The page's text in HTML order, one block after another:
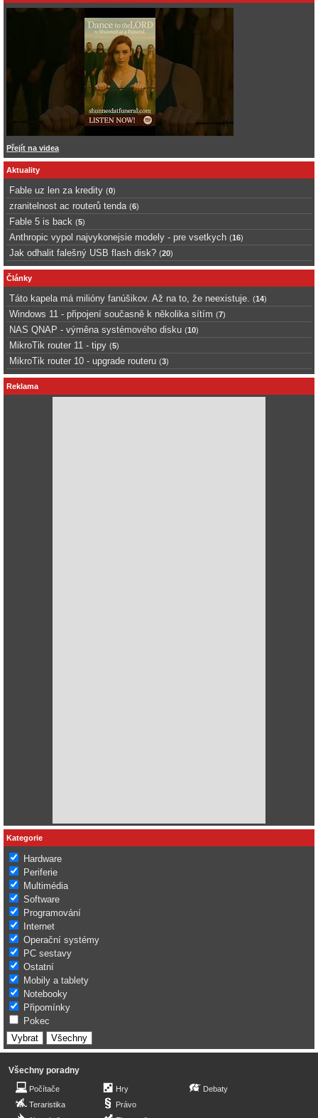
Přejít na videa
Aktuality
Fable uz len za kredity (0)
zranitelnost ac routerů tenda (6)
Fable 5 is back (5)
Anthropic vypol najvykonejsie modely - pre vsetkych (16)
Jak odhalit falešný USB flash disk? (20)
Články
Táto kapela má milióny fanúšikov. Až na to, že neexistuje. (14)
Windows 11 - připojení současně k několika sítím (7)
NAS QNAP - výměna systémového disku (10)
MikroTik router 11 - tipy (5)
MikroTik router 10 - upgrade routeru (3)
Reklama
Kategorie
Hardware
Periferie
Multimédia
Software
Programování
Internet
Operační systémy
PC sestavy
Ostatní
Mobily a tablety
Notebooky
Připomínky
Pokec
Všechny poradny
Počítače
Teraristika
Hry
Právo
Debaty